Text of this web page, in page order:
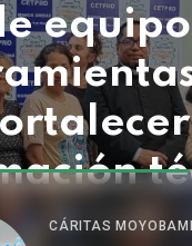
15/06/2026
CÁRITAS